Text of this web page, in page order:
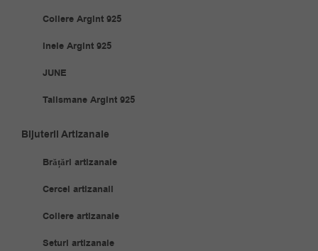
Coliere Argint 925
Inele Argint 925
JUNE
Talismane Argint 925
Bijuterii Artizanale
Brățări artizanale
Cercei artizanali
Coliere artizanale
Seturi artizanale